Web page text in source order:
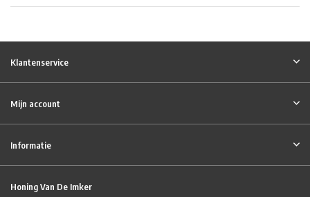
Klantenservice
Mijn account
Informatie
Honing Van De Imker